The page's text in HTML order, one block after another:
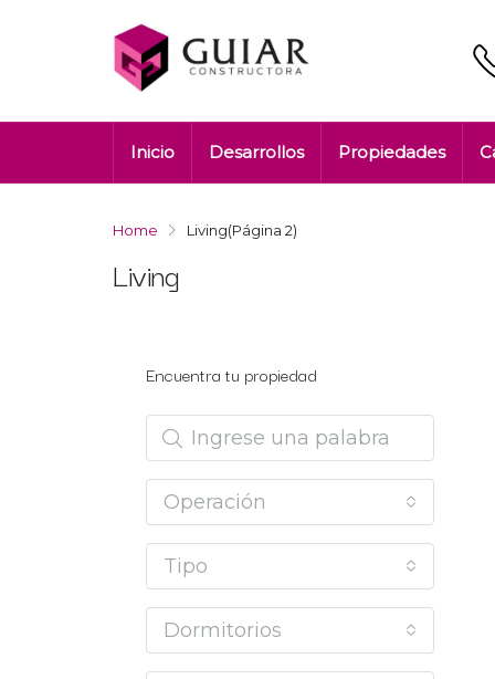
Inicio Desarrollos Propiedades
Home Living(Página 2)
Living
Encuentra tu propiedad
Operación
Tipo
Dormitorios